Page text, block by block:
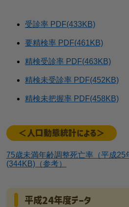
受診率 PDF(433KB)
要精検率 PDF(461KB)
精検受診率 PDF(463KB)
精検未受診率 PDF(452KB)
精検未把握率 PDF(458KB)
＜人口動態統計による＞
75歳未満年齢調整死亡率（平成
(344KB)（参考）
平成24年度データ